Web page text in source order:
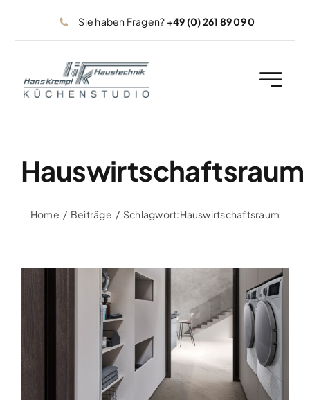
Sie haben Fragen? +49 (0) 261 89 09 0
Hauswirtschaftsraum
Home Beiträge Schlagwort:Hauswirtschaftsraum